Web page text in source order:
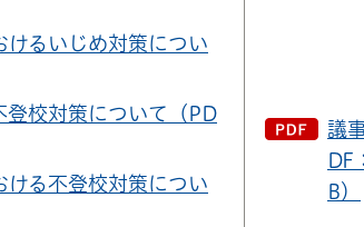
けるいじめ対策につい
登校対策について（PD
ける不登校対策につい
議
DF
B）